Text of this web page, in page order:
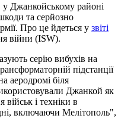
Джанкойському районі
та серйозно
Про це йдеться у звіті
війни (ISW).
серію вибухів на
підстанції
аеродромі біля
Джанкой як
і техніки в
включаючи Мелітополь",